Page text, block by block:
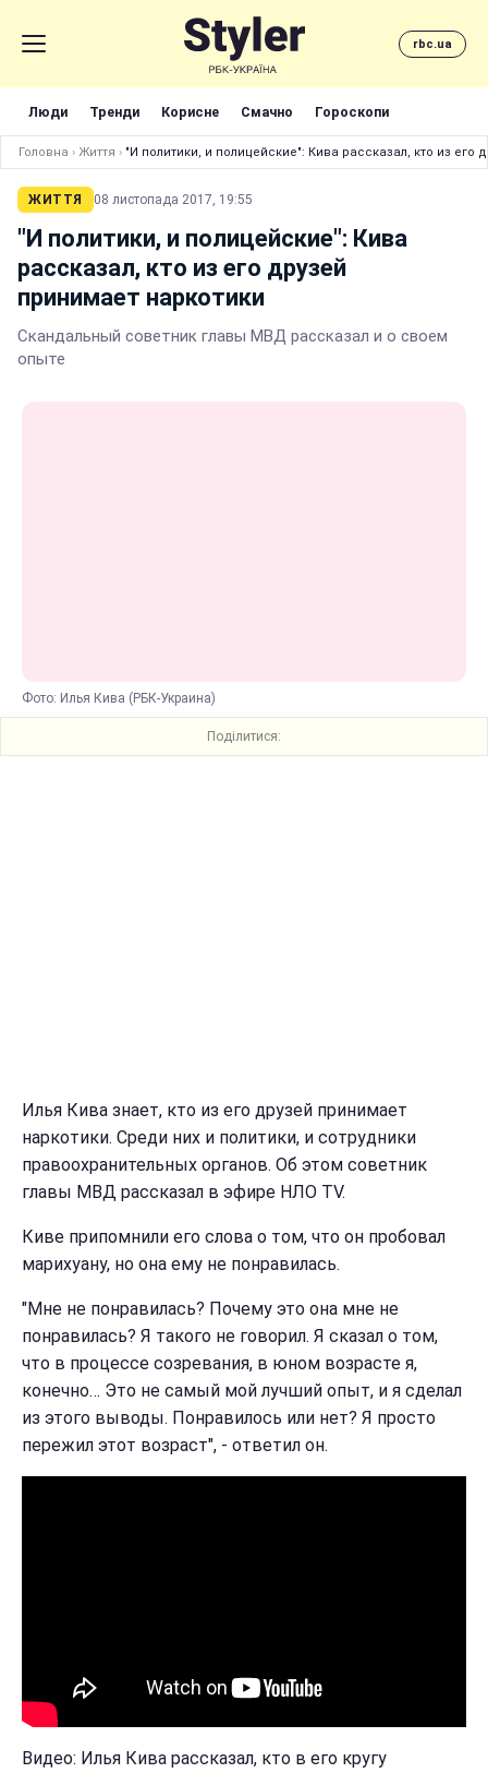
rbc.ua
Люди Тренди Корисне Смачно Гороскопи
Головна › Життя › "И политики, и полицейские": Кива рассказал, кто из его
ЖИТТЯ 08 листопада 2017, 19:55
"И политики, и полицейские": Кива
рассказал, кто из его друзей
принимает наркотики
Скандальный советник главы МВД рассказал и о своем
опыте
Фото: Илья Кива (РБК-Украина)
Поділитися:
Илья Кива знает, кто из его друзей принимает
наркотики. Среди них и политики, и сотрудники
правоохранительных органов. Об этом советник
главы МВД рассказал в эфире НЛО TV.
Киве припомнили его слова о том, что он пробовал
марихуану, но она ему не понравилась.
"Мне не понравилась? Почему это она мне не
понравилась? Я такого не говорил. Я сказал о том,
что в процессе созревания, в юном возрасте я,
конечно… Это не самый мой лучший опыт, и я сделал
из этого выводы. Понравилось или нет? Я просто
пережил этот возраст", - ответил он.
Видео: Илья Кива рассказал, кто в его кругу